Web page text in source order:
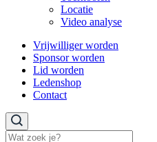
Locatie
Video analyse
Vrijwilliger worden
Sponsor worden
Lid worden
Ledenshop
Contact
Zoeken